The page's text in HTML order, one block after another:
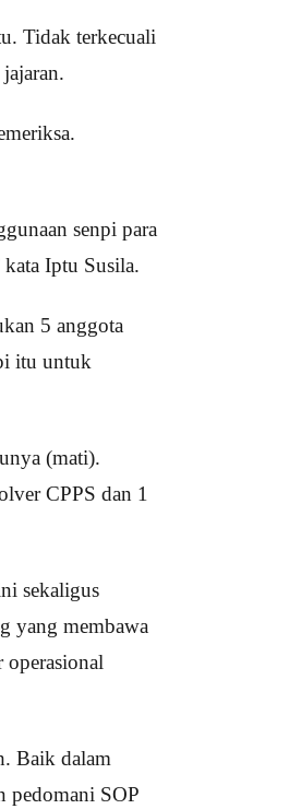
Tidak terkecuali
senpi para
Iptu Susila.
5 anggota
itu untuk
(mati).
CPPS dan 1
sekaligus
yang membawa
operasional
Baik dalam
pedomani SOP